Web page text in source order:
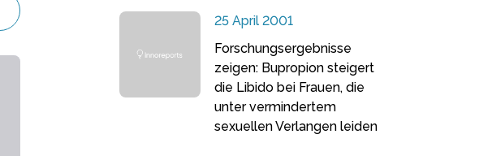
25 April 2001
Forschungsergebnisse
zeigen: Bupropion steigert
die Libido bei Frauen, die
unter vermindertem
sexuellen Verlangen leiden